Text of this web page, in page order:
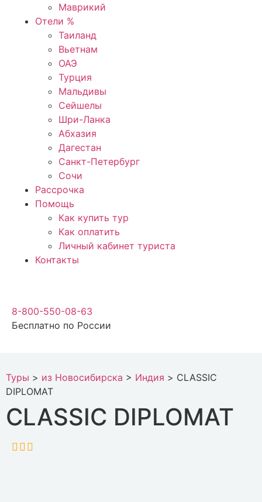
Маврикий
Отели %
Таиланд
Вьетнам
ОАЭ
Турция
Мальдивы
Сейшелы
Шри-Ланка
Абхазия
Дагестан
Санкт-Петербург
Сочи
Рассрочка
Помощь
Как купить тур
Как оплатить
Личный кабинет туриста
Контакты
8-800-550-08-63
Бесплатно по России
Туры > из Новосибирска > Индия > CLASSIC
DIPLOMAT
CLASSIC DIPLOMAT